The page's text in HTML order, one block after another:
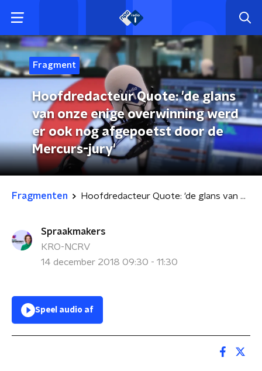
Fragment
Hoofdredacteur Quote: 'de glans
van onze enige overwinning werd
er ook nog afgepoetst door de
Mercurs-jury'
Fragmenten Hoofdredacteur Quote: 'de glans van onze enige overwinning werd er ook nog afgepoetst door de Mercurs-jury'
Spraakmakers
KRO-NCRV
14 december 2018 09:30 - 11:30
Speel audio af